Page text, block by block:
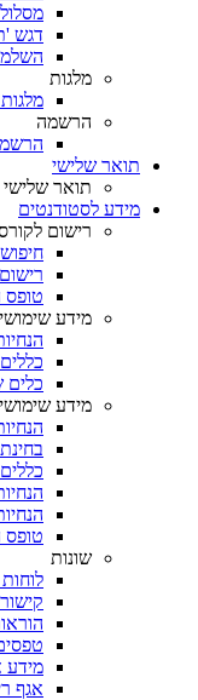
דגש
מלגות
הרשמה
תואר שלישי
תואר שלישי
מידע לסטודנטים
רישום
טופס
מידע
כלים
מידע
טופס
שונות
מידע
אגף